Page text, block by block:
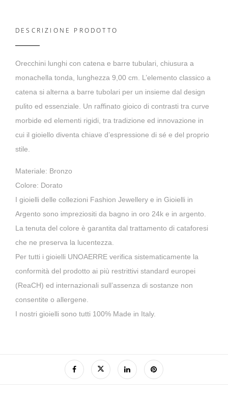
DESCRIZIONE PRODOTTO
Orecchini lunghi con catena e barre tubulari, chiusura a
monachella tonda, lunghezza 9,00 cm. L’elemento classico a
catena si alterna a barre tubolari per un insieme dal design
pulito ed essenziale. Un raffinato gioico di contrasti tra curve
morbide ed elementi rigidi, tra tradizione ed innovazione in
cui il gioiello diventa chiave d’espressione di sé e del proprio
stile.
Materiale: Bronzo
Colore: Dorato
I gioielli delle collezioni Fashion Jewellery e in Gioielli in
Argento sono impreziositi da bagno in oro 24k e in argento.
La tenuta del colore è garantita dal trattamento di cataforesi
che ne preserva la lucentezza.
Per tutti i gioielli UNOAERRE verifica sistematicamente la
conformità del prodotto ai più restrittivi standard europei
(ReaCH) ed internazionali sull’assenza di sostanze non
consentite o allergene.
I nostri gioielli sono tutti 100% Made in Italy.